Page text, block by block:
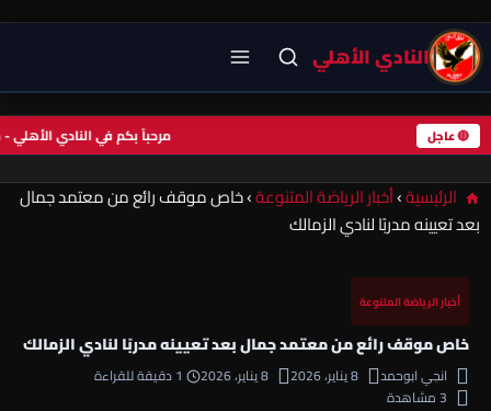
النادي الأهلي
🔴 عاجل مرحباً بكم في النادي
الرئيسية›أخبار الرياضة المتنوعة›خاص موقف رائع من معتمد جمال
بعد تعيينه مدربًا لنادي الزمالك
أخبار الرياضة المتنوعة
خاص موقف رائع من معتمد جمال بعد تعيينه مدربًا لنادي الزمالك
انجي ابوحمد 8 يناير، 2026 8 يناير، 2026
1 دقيقة للقراءة
3 مشاهدة